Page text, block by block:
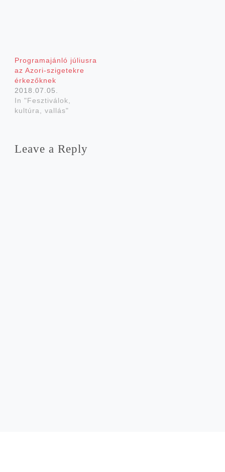
Prog­ram­aján­ló júli­us­ra
az Azori-szigetekre
érkezőknek
2018.07.05.
In "Fesztiválok,
kultúra, vallás"
Leave a Reply